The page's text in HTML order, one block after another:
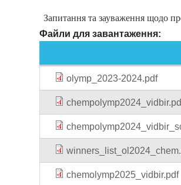
Запитання та зауваження щодо
Файли для завантаження:
olymp_2023-2024.pdf
chemolymp2025_vidbir.pdf